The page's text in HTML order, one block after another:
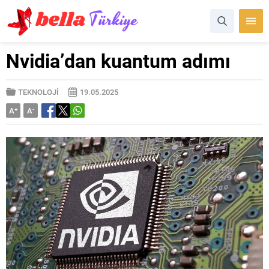
Nvidia’dan kuantum adımı
TEKNOLOJİ
19.05.2025
A+ A-